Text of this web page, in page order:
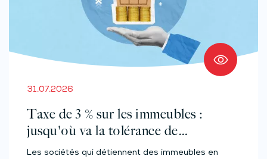
31.07.2026
Taxe de 3 % sur les immeubles :
jusqu'où va la tolérance de
l'administration ?
Les sociétés qui détiennent des immeubles en